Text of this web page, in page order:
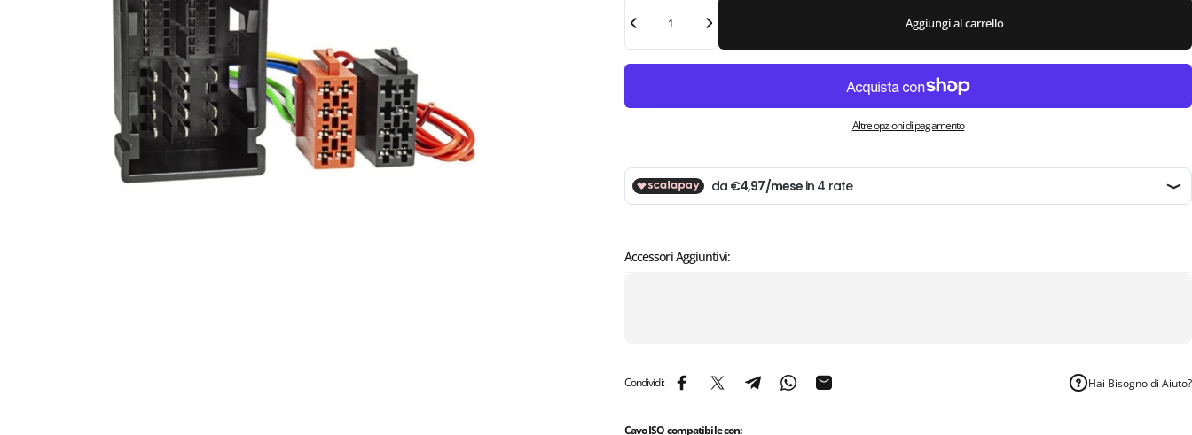
Quantità
Aggiungi al carrello
Altre opzioni di pagamento
Accessori Aggiuntivi:
Condividi: Condividi su Facebook
Condividi su XCondividi su Telegram
Condividi su WhatsApp
Condivide via e-mail Hai Bisogno di Aiuto?
Cavo ISO compatibile con: